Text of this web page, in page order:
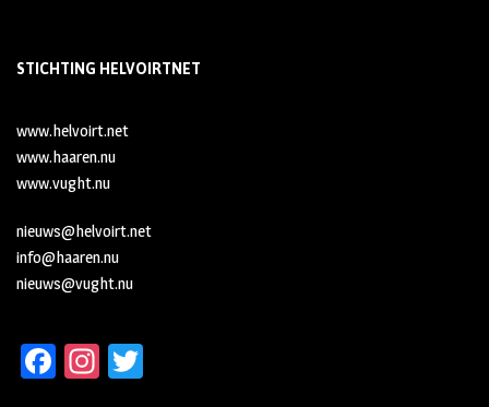
STICHTING HELVOIRTNET
www.helvoirt.net
www.haaren.nu
www.vught.nu
nieuws@helvoirt.net
info@haaren.nu
nieuws@vught.nu
Fa In